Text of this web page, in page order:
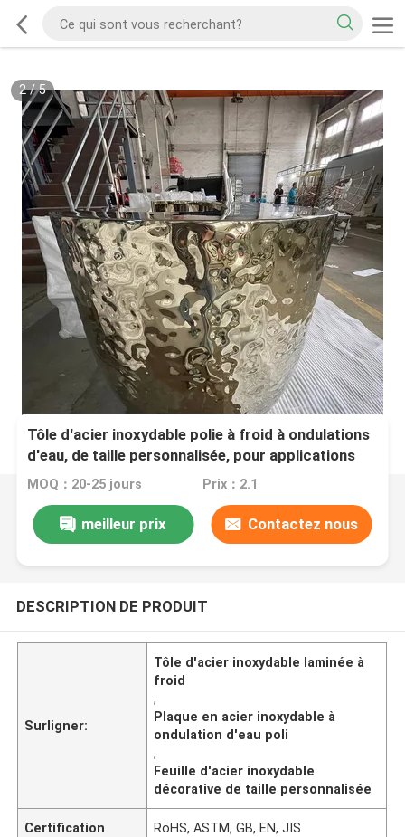
2/5
Tôle d'acier inoxydable polie à froid à ondulations
d'eau, de taille personnalisée, pour applications
décoratives
MOQ：20-25 jours Prix：2.1
meilleur prix Contactez nous
DESCRIPTION DE PRODUIT
Surligner:
Tôle d'acier inoxydable laminée à
froid
,
Plaque en acier inoxydable à
ondulation d'eau poli
,
Feuille d'acier inoxydable
décorative de taille personnalisée
Certification RoHS, ASTM, GB, EN, JIS